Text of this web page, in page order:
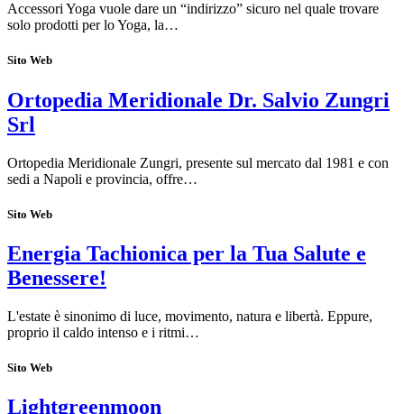
Accessori Yoga vuole dare un “indirizzo” sicuro nel quale trovare
solo prodotti per lo Yoga, la…
Sito Web
Ortopedia Meridionale Dr. Salvio Zungri
Srl
Ortopedia Meridionale Zungri, presente sul mercato dal 1981 e con
sedi a Napoli e provincia, offre…
Sito Web
Energia Tachionica per la Tua Salute e
Benessere!
L'estate è sinonimo di luce, movimento, natura e libertà. Eppure,
proprio il caldo intenso e i ritmi…
Sito Web
Lightgreenmoon